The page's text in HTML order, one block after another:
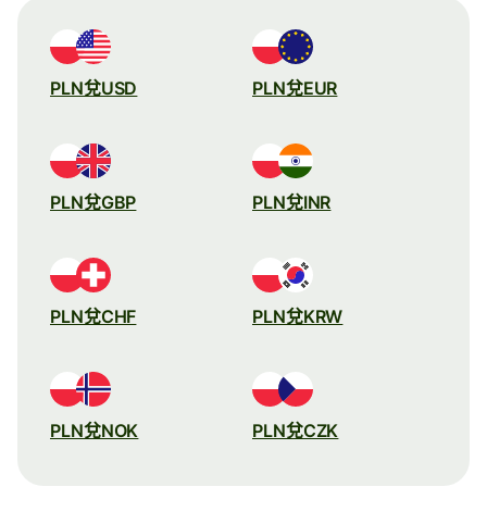
PLN兌USD PLN兌EUR
PLN兌GBP PLN兌INR
PLN兌CHF PLN兌KRW
PLN兌NOK PLN兌CZK